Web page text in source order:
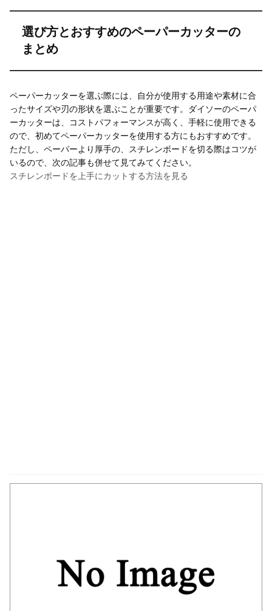
選び方とおすすめのペーパーカッターの
まとめ
ペーパーカッターを選ぶ際には、自分が使用する用途や素材に合
ったサイズや刃の形状を選ぶことが重要です。ダイソーのペーパ
ーカッターは、コストパフォーマンスが高く、手軽に使用できる
ので、初めてペーパーカッターを使用する方にもおすすめです。
ただし、ペーパーより厚手の、スチレンボードを切る際はコツが
いるので、次の記事も併せて見てみてください。
スチレンボードを上手にカットする方法を見る